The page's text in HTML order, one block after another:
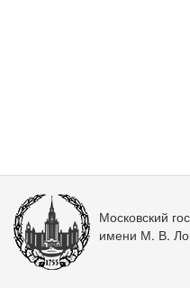
Московский
имени М. В.